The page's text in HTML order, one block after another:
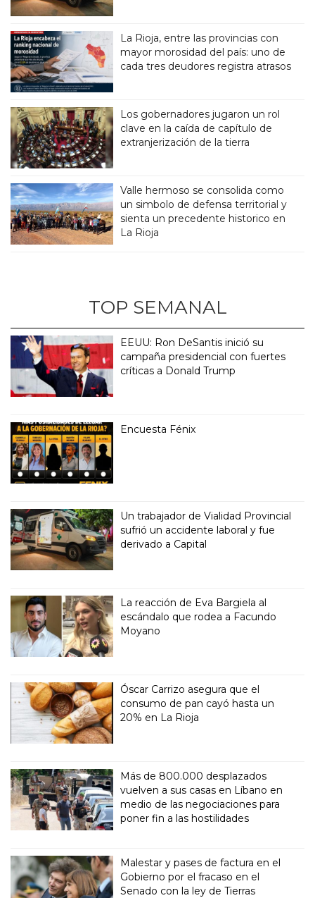
La Rioja, entre las provincias con
mayor morosidad del país: uno de
cada tres deudores registra atrasos
Los gobernadores jugaron un rol
clave en la caída de capítulo de
extranjerización de la tierra
Valle hermoso se consolida como
un simbolo de defensa territorial y
sienta un precedente historico en
La Rioja
TOP SEMANAL
EEUU: Ron DeSantis inició su
campaña presidencial con fuertes
críticas a Donald Trump
Encuesta Fénix
Un trabajador de Vialidad Provincial
sufrió un accidente laboral y fue
derivado a Capital
La reacción de Eva Bargiela al
escándalo que rodea a Facundo
Moyano
Óscar Carrizo asegura que el
consumo de pan cayó hasta un
20% en La Rioja
Más de 800.000 desplazados
vuelven a sus casas en Líbano en
medio de las negociaciones para
poner fin a las hostilidades
Malestar y pases de factura en el
Gobierno por el fracaso en el
Senado con la ley de Tierras